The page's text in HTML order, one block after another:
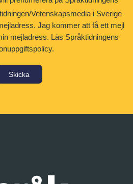
Vetenskapsmedia i Sverige
Jag kommer att få ett mejl
mejladress. Läs Språktidningens
Skicka